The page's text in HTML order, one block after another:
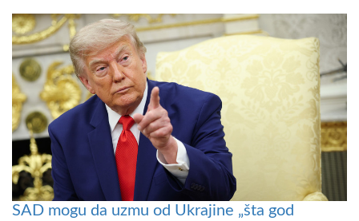
SAD mogu da uzmu od Ukrajine „šta god